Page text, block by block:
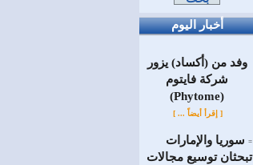
أخبار اليوم
وفد من (أكساد) يزور
شركة فايتوم
(Phytome)
[ إقرأ أيضاً ... ]
= سوريا والإمارات
تبحثان توسيع مجالات